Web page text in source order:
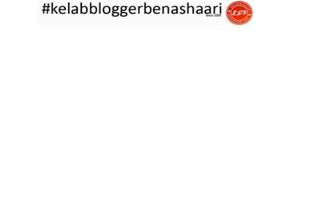
asyik hujan saja di... read more